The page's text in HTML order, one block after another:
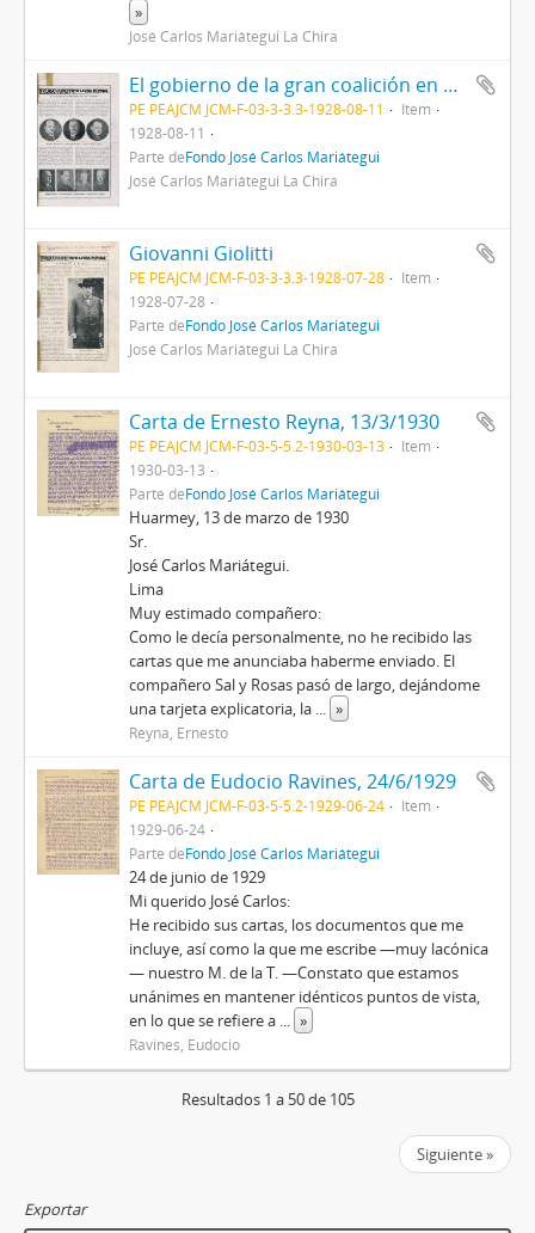
»
José Carlos Mariátegui La Chira
El gobierno de la gran coalición en Alemania
PE PEAJCM JCM-F-03-3-3.3-1928-08-11
Item
1928-08-11
Parte deFondo José Carlos Mariátegui
José Carlos Mariátegui La Chira
Giovanni Giolitti
PE PEAJCM JCM-F-03-3-3.3-1928-07-28
Item
1928-07-28
Parte deFondo José Carlos Mariátegui
José Carlos Mariátegui La Chira
Carta de Ernesto Reyna, 13/3/1930
PE PEAJCM JCM-F-03-5-5.2-1930-03-13
Item
1930-03-13
Parte deFondo José Carlos Mariátegui
Huarmey, 13 de marzo de 1930
Sr.
José Carlos Mariátegui.
Lima
Muy estimado compañero:
Como le decía personalmente, no he recibido las
cartas que me anunciaba haberme enviado. El
compañero Sal y Rosas pasó de largo, dejándome
una tarjeta explicatoria, la ... »
Reyna, Ernesto
Carta de Eudocio Ravines, 24/6/1929
PE PEAJCM JCM-F-03-5-5.2-1929-06-24
Item
1929-06-24
Parte deFondo José Carlos Mariátegui
24 de junio de 1929
Mi querido José Carlos:
He recibido sus cartas, los documentos que me
incluye, así como la que me escribe —muy lacónica
— nuestro M. de la T. —Constato que estamos
unánimes en mantener idénticos puntos de vista,
en lo que se refiere a ... »
Ravines, Eudocio
Resultados 1 a 50 de 105
Siguiente »
Exportar